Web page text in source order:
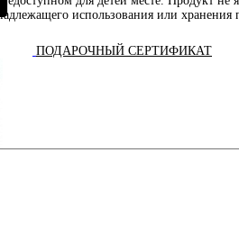
ПОДАРОЧНЫЙ СЕРТИФИКАТ
использования или хранения